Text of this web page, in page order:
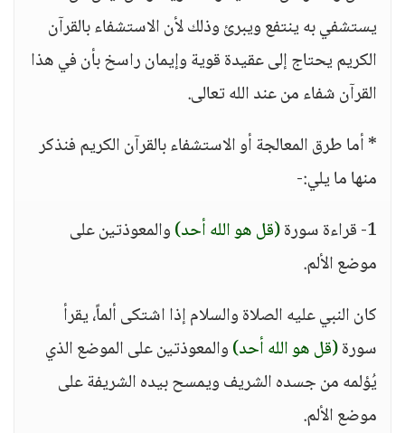
يستشفي به ينتفع ويبرئ وذلك لأن الاستشفاء بالقرآن
الكريم يحتاج إلى عقيدة قوية وإيمان راسخ بأن في هذا
القرآن شفاء من عند الله تعالى.
* أما طرق المعالجة أو الاستشفاء بالقرآن الكريم فنذكر
منها ما يلي:-
1- قراءة سورة
(قل هو الله أحد)والمعوذتين على
موضع الألم.
كان النبي عليه الصلاة والسلام إذا اشتكى ألماً، يقرأ
سورة(قل هو الله أحد)والمعوذتين على الموضع الذي
يُؤلمه من جسده الشريف ويمسح بيده الشريفة على
موضع الألم.